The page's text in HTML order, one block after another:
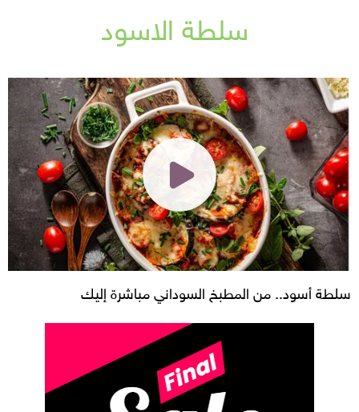
سلطة الاسود
سلطة أسود.. من المطبخ السوداني مباشرة إليك